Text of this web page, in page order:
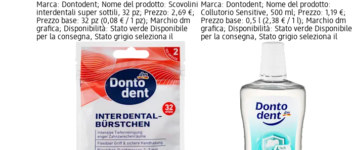
Marca: Dontodent; Nome del prodotto: Scovolini
interdentali super sottili, 32 pz; Prezzo: 2,69 €;
Prezzo base: 32 pz (0,08 € / 1 pz); Marchio dm
grafica; Disponibilità: Stato verde Disponibile
per la consegna, Stato grigio seleziona il
Marca: Dontodent; Nome del prodotto:
Collutorio Sensitive, 500 ml; Prezzo: 1,19 €;
Prezzo base: 0,5 l (2,38 € / 1 l); Marchio dm
grafica; Disponibilità: Stato verde Disponibile
per la consegna, Stato grigio seleziona il